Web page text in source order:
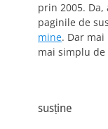
prin 2005. Da,
paginile de
mine. Dar
mai simplu de
susține